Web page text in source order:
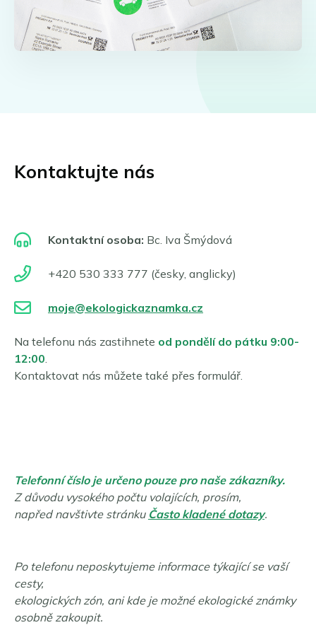
Kontaktujte nás
Kontaktní osoba: Bc. Iva Šmýdová
+420 530 333 777 (česky, anglicky)
moje@ekologickaznamka.cz
Na telefonu nás zastihnete od pondělí do pátku 9:00-
12:00
Kontaktovat nás můžete také přes formulář.
Telefonní číslo je určeno pouze pro naše zákazníky.
Z důvodu vysokého počtu volajících, prosím,
napřed navštivte stránku Často kladené dotazy.
Po telefonu neposkytujeme informace týkající se vaší
cesty,
ekologických zón, ani kde je možné ekologické známky
osobně zakoupit.